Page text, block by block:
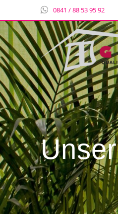
0841 / 88 53 95 92